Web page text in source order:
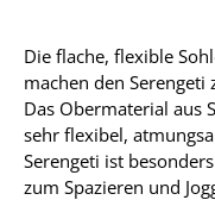
Die flache, flexible
machen den Serengeti
Das Obermaterial aus
sehr flexibel,
Serengeti ist
zum Spazieren und